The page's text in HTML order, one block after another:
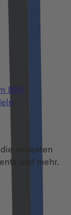
86%
neuesten
und mehr.